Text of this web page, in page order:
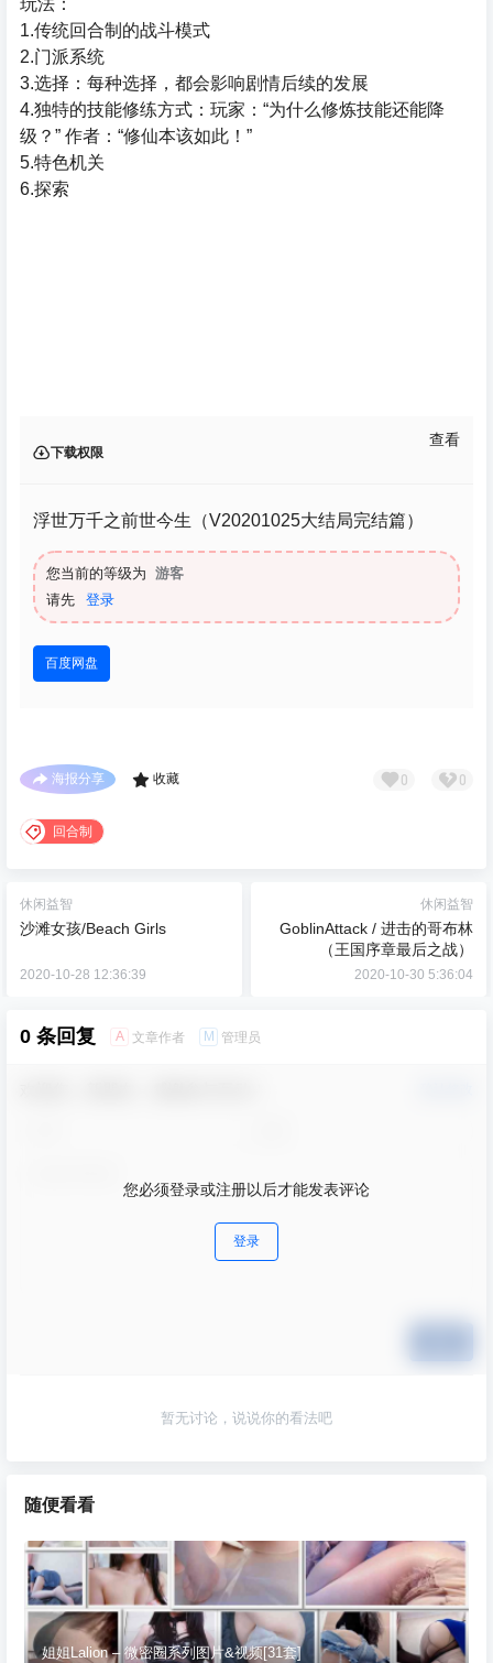
玩法：
1.传统回合制的战斗模式
2.门派系统
3.选择：每种选择，都会影响剧情后续的发展
4.独特的技能修练方式：玩家：“为什么修炼技能还能降
级？” 作者：“修仙本该如此！”
5.特色机关
6.探索
下载权限
查看
浮世万千之前世今生（V20201025大结局完结篇）
您当前的等级为 游客
请先
登录
百度网盘
海报分享 收藏 0 0
回合制
休闲益智
沙滩女孩/Beach Girls
2020-10-28 12:36:39
休闲益智
GoblinAttack / 进击的哥布林
（王国序章最后之战）
2020-10-30 5:36:04
0 条回复 A 文章作者 M 管理员
您必须登录或注册以后才能发表评论
登录
暂无讨论，说说你的看法吧
随便看看
姐姐Lalion – 微密圈系列图片&视频[31套]